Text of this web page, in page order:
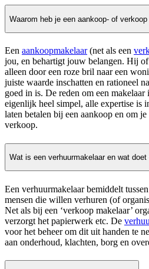
Waarom heb je een aankoop- of
Een aankoopmakelaar(net als een
jou, en behartigt jouw belangen. Hij
alleen door een roze bril naar een
juiste waarde inschatten en rationeel
goed in is. De reden om een
eigenlijk heel simpel, alle expertise is
laten betalen bij een aankoop en om
verkoop.
Wat is een verhuurmakelaar en wat doet
Een verhuurmakelaar bemiddelt
mensen die willen verhuren (of
Net als bij een ‘verkoop makelaar’
verzorgt het papierwerk etc. De
voor het beheer om dit uit handen te
aan onderhoud, klachten, borg en